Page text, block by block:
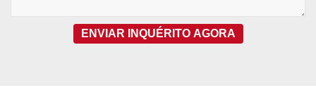
ENVIAR INQUÉRITO AGORA